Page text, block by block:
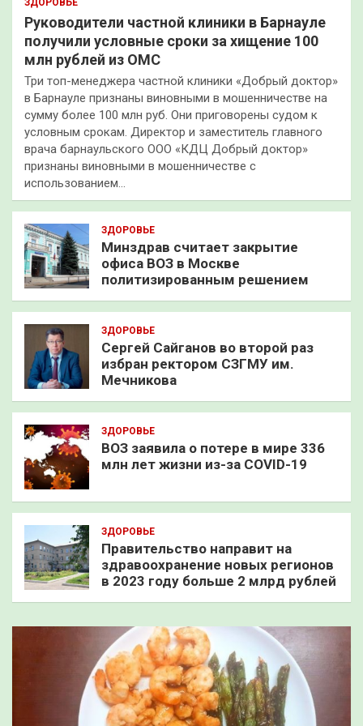
ЗДОРОВЬЕ
Руководители частной клиники в Барнауле
получили условные сроки за хищение 100
млн рублей из ОМС
Три топ-менеджера частной клиники «Добрый доктор»
в Барнауле признаны виновными в мошенничестве на
сумму более 100 млн руб. Они приговорены судом к
условным срокам. Директор и заместитель главного
врача барнаульского ООО «КДЦ Добрый доктор»
признаны виновными в мошенничестве с
использованием…
ЗДОРОВЬЕ
Минздрав считает закрытие
офиса ВОЗ в Москве
политизированным решением
ЗДОРОВЬЕ
Сергей Сайганов во второй раз
избран ректором СЗГМУ им.
Мечникова
ЗДОРОВЬЕ
ВОЗ заявила о потере в мире 336
млн лет жизни из-за COVID-19
ЗДОРОВЬЕ
Правительство направит на
здравоохранение новых регионов
в 2023 году больше 2 млрд рублей